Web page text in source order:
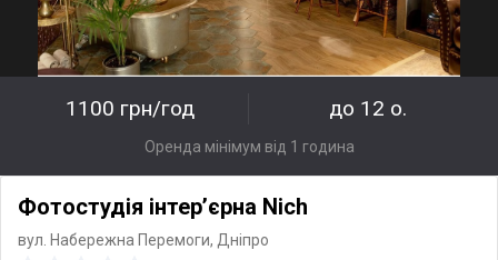
1100 грн/год до 12 о.
Оренда мінімум від 1 година
Фотостудія інтерʼєрна Nich
вул. Набережна Перемоги, Дніпро